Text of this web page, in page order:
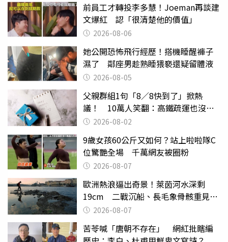
前員工才轉投李多慧！Joeman再談建
文爆紅 認「很清楚他的價值」
2026-08-06
她公開恐怖飛行經歷！搭機睡醒褲子
濕了 鄰座男趁熟睡猥褻還疑留體液
2026-08-05
父親群組1句「8／8快到了」掀熱
議！ 10萬人笑翻：高鐵疏運也沒列
父親節
2026-08-02
9歲女孩60公斤又如何？站上啦啦隊C
位驚艷全場 千萬網友被圈粉
2026-08-07
歐洲熱浪逼出奇景！萊茵河水深剩
19cm 二戰沉船、長毛象骨骸重見天
日 2026-08-07
苦苓喊「唐朝不存在」 網紅批瞎編